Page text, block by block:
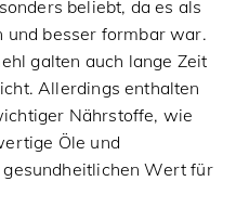
beliebt, da es als
und besser formbar war.
galten auch lange Zeit
Allerdings enthalten
Nährstoffe, wie
Öle und
Wert für